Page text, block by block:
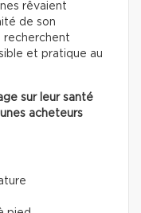
rêvaient
de son
recherchent
et pratique au
sur leur santé
acheteurs